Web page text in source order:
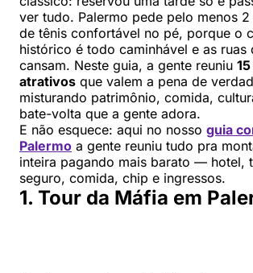
ver tudo. Palermo pede pelo menos
de tênis confortável no pé, porque o
histórico é todo caminhável e as ruas
cansam. Neste guia, a gente reuniu
atrativos que valem a pena de
misturando patrimônio, comida,
bate-volta que a gente adora.
E não esquece: aqui no nosso guia
Palermo a gente reuniu tudo pra
inteira pagando mais barato — hotel,
seguro, comida, chip e ingressos.
1. Tour da Máfia em